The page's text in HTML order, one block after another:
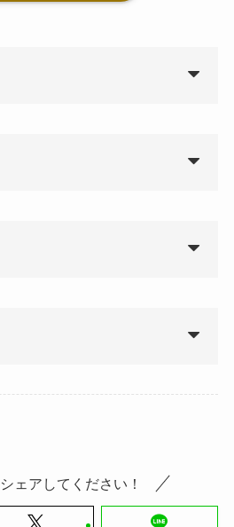
ェアしてください！